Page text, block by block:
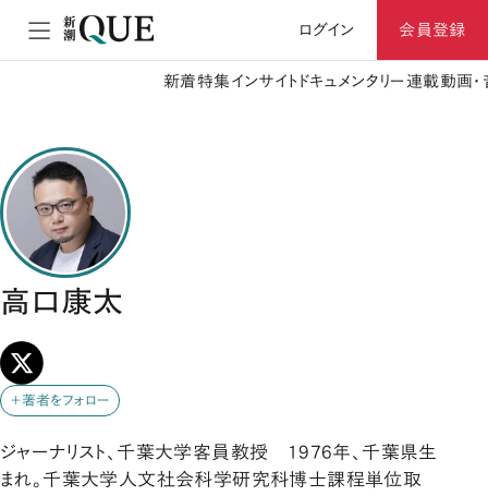
ログイン 会員登録
新着特集 インサイト ドキュメンタリー 連載動画
高口康太
＋著者をフォロー
ジャーナリスト、千葉大学客員教授 1976年、千葉県生
まれ。千葉大学人文社会科学研究科博士課程単位取